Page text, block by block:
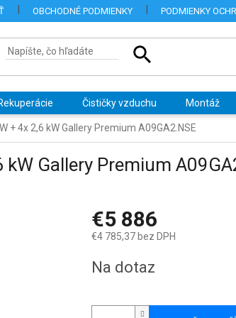
OBCHODNÉ PODMIENKY PODMIENKY
Čističky vzduchu Montáž
+ 4x 2,6 kW Gallery Premium A09GA2.NSE
Gallery Premium
€5 886
€4 785,37 bez DPH
cena:
Na dotaz